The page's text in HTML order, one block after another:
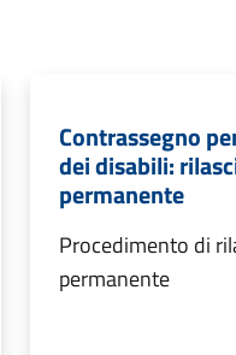
Contrassegno
dei disabili:
permanente
Procedimento di
permanente